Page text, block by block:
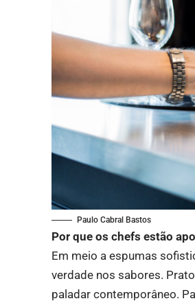
Paulo Cabral Bastos
Por que os chefs estão
Em meio a espumas
verdade nos sabores.
paladar contemporâneo.